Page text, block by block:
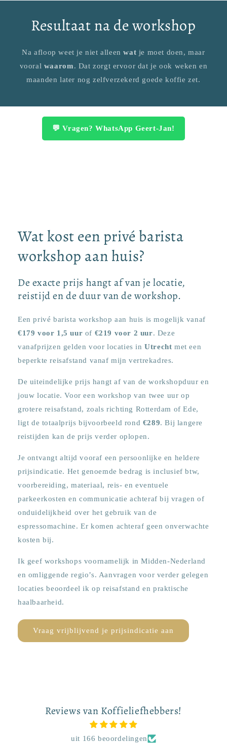
Resultaat na de workshop
Na afloop weet je niet alleenwat je moet doen, maar
vooral waarom. Dat zorgt ervoor dat je ook weken en
maanden later nog zelfverzekerd goede koffie zet.
💬 Vragen? WhatsApp Geert-Jan!
Wat kost een privé barista
workshop aan huis?
De exacte prijs hangt af van je locatie,
reistijd en de duur van de workshop.
Een privé barista workshop aan huis is mogelijk vanaf
€179 voor 1,5 uur of €219 voor 2 uur. Deze
vanafprijzen gelden voor locaties inUtrecht met een
beperkte reisafstand vanaf mijn vertrekadres.
De uiteindelijke prijs hangt af van de workshopduur en
jouw locatie. Voor een workshop van twee uur op
grotere reisafstand, zoals richting Rotterdam of Ede,
ligt de totaalprijs bijvoorbeeld rond €289. Bij langere
reistijden kan de prijs verder oplopen.
Je ontvangt altijd vooraf een persoonlijke en heldere
prijsindicatie. Het genoemde bedrag is inclusief btw,
voorbereiding, materiaal, reis- en eventuele
parkeerkosten en communicatie achteraf bij vragen of
onduidelijkheid over het gebruik van de
espressomachine. Er komen achteraf geen onverwachte
kosten bij.
Ik geef workshops voornamelijk in Midden-Nederland
en omliggende regio’s. Aanvragen voor verder gelegen
locaties beoordeel ik op reisafstand en praktische
haalbaarheid.
Vraag vrijblijvend je prijsindicatie aan
Reviews van Koffieliefhebbers!
uit 166 beoordelingen